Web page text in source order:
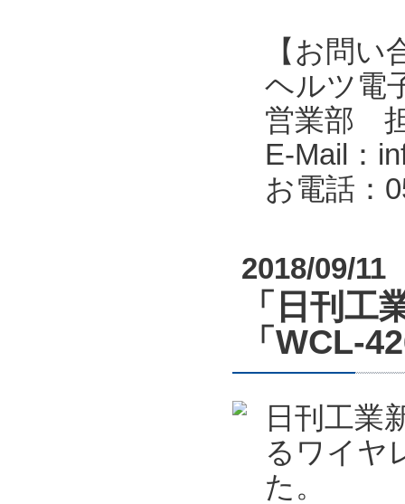
【お問い
ヘルツ電
営業部
E-Mail：
お電話：
2018/09/11
「日刊工
「WCL-
日刊工業
るワイヤ
た。